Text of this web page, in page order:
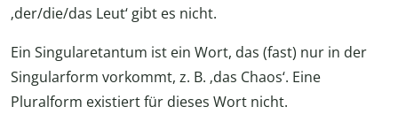
‚der/die/das Leut‘ gibt es nicht.
Ein Singularetantum ist ein Wort, das (fast) nur in der
Singularform vorkommt, z. B. ‚das Chaos‘. Eine
Pluralform existiert für dieses Wort nicht.